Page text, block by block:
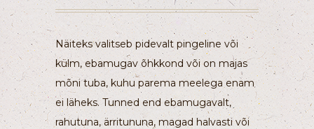
Näiteks valitseb pidevalt pingeline või
külm, ebamugav õhkkond või on majas
mõni tuba, kuhu parema meelega enam
ei läheks. Tunned end ebamugavalt,
rahutuna, ärritununa, magad halvasti või